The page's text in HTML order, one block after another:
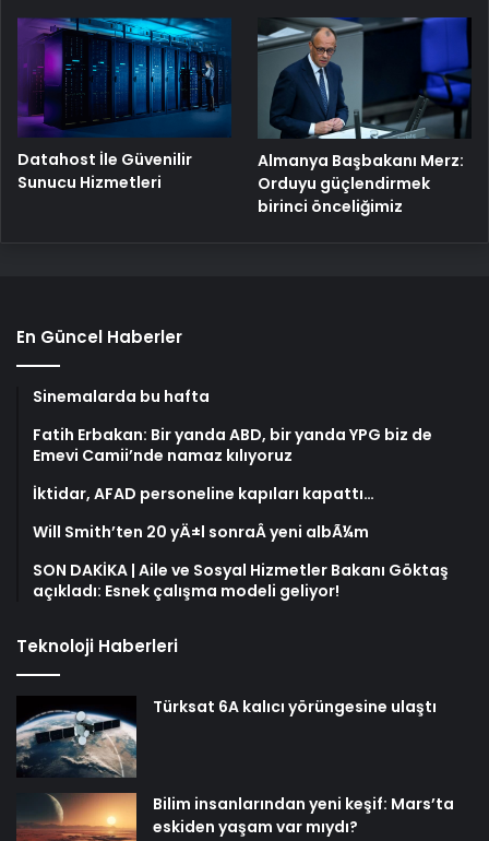
Datahost İle Güvenilir
Sunucu Hizmetleri
Almanya Başbakanı Merz:
Orduyu güçlendirmek
birinci önceliğimiz
En Güncel Haberler
Sinemalarda bu hafta
Fatih Erbakan: Bir yanda ABD, bir yanda YPG biz de
Emevi Camii’nde namaz kılıyoruz
İktidar, AFAD personeline kapıları kapattı…
Will Smith’ten 20 yÄ±l sonraÂ yeni albÃ¼m
SON DAKİKA | Aile ve Sosyal Hizmetler Bakanı Göktaş
açıkladı: Esnek çalışma modeli geliyor!
Teknoloji Haberleri
Türksat 6A kalıcı yörüngesine ulaştı
Bilim insanlarından yeni keşif: Mars’ta
eskiden yaşam var mıydı?